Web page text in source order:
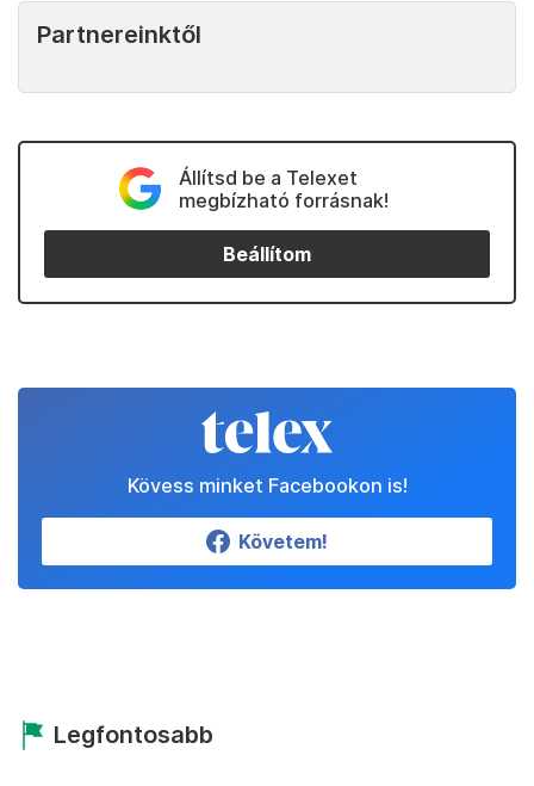
Partnereinktől
Állítsd be a Telexet
megbízható forrásnak!
Beállítom
Kövess minket Facebookon is!
Követem!
Legfontosabb